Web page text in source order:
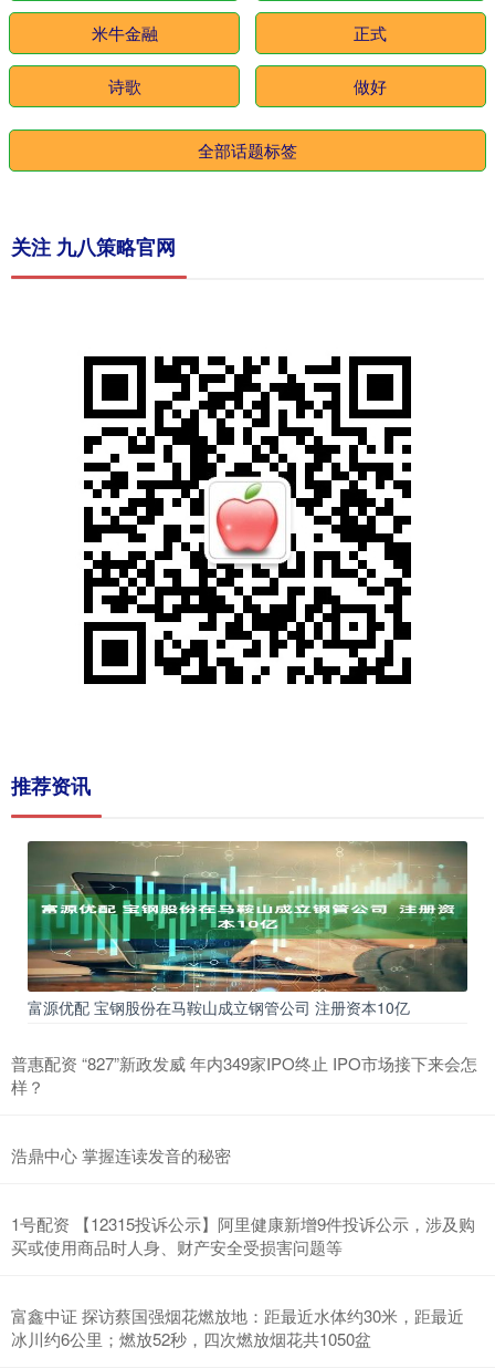
米牛金融 正式
诗歌 做好
全部话题标签
关注 九八策略官网
推荐资讯
富源优配 宝钢股份在马鞍山成立钢管公司 注册资本10亿
普惠配资 “827”新政发威 年内349家IPO终止 IPO市场接下来会怎
样？
浩鼎中心 掌握连读发音的秘密
1号配资 【12315投诉公示】阿里健康新增9件投诉公示，涉及购
买或使用商品时人身、财产安全受损害问题等
富鑫中证 探访蔡国强烟花燃放地：距最近水体约30米，距最近
冰川约6公里；燃放52秒，四次燃放烟花共1050盆